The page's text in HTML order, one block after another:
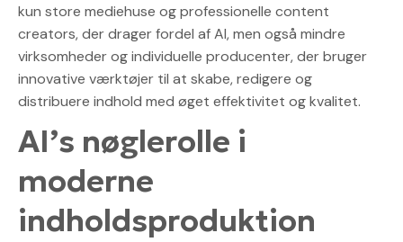
kun store mediehuse og professionelle content
creators, der drager fordel af AI, men også mindre
virksomheder og individuelle producenter, der bruger
innovative værktøjer til at skabe, redigere og
distribuere indhold med øget effektivitet og kvalitet.
AI’s nøglerolle i
moderne
indholdsproduktion